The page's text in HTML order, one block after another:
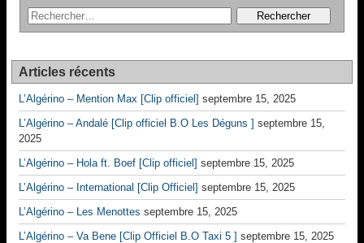
Articles récents
L’Algérino – Mention Max [Clip officiel] septembre 15, 2025
L’Algérino – Andalé [Clip officiel B.O Les Déguns ] septembre 15,
2025
L’Algérino – Hola ft. Boef [Clip officiel] septembre 15, 2025
L’Algérino – International [Clip Officiel] septembre 15, 2025
L’Algérino – Les Menottes septembre 15, 2025
L’Algérino – Va Bene [Clip Officiel B.O Taxi 5 ] septembre 15, 2025